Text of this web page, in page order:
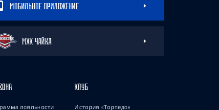
МОБИЛЬНОЕ ПРИЛОЖЕНИЕ
МХК ЧАЙКА
лояльности
КЛУБ
История «Торпедо»